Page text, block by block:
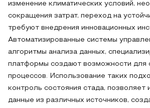
изменение климатических условий,
сокращения затрат, переход на
требуют внедрения инновационных
Автоматизированные системы
алгоритмы анализа данных,
платформы создают возможности для
процессов. Использование таких
контроль состояния стада, позволяет
данные из различных источников,